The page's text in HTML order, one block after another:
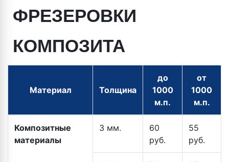
ФРЕЗЕРОВКИ
КОМПОЗИТА
Материал Толщина
до
1000
м.п.
от
1000
м.п.
Композитные
материалы
3 мм.
60
руб.
55
руб.